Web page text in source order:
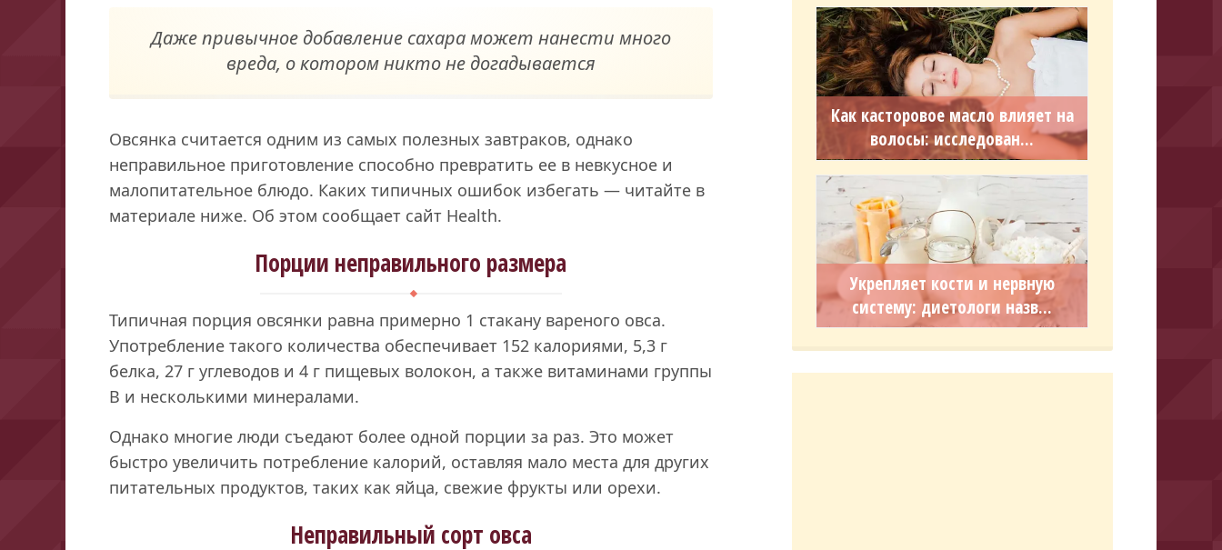
Даже привычное добавление сахара может нанести много
вреда, о котором никто не догадывается
Овсянка считается одним из самых полезных завтраков, однако
неправильное приготовление способно превратить ее в невкусное и
малопитательное блюдо. Каких типичных ошибок избегать — читайте в
материале ниже. Об этом сообщает сайт Health.
Порции неправильного размера
Типичная порция овсянки равна примерно 1 стакану вареного овса.
Употребление такого количества обеспечивает 152 калориями, 5,3 г
белка, 27 г углеводов и 4 г пищевых волокон, а также витаминами группы
B и несколькими минералами.
Однако многие люди съедают более одной порции за раз. Это может
быстро увеличить потребление калорий, оставляя мало места для других
питательных продуктов, таких как яйца, свежие фрукты или орехи.
Неправильный сорт овса
Как касторовое масло влияет на
волосы: исследован...
Укрепляет кости и нервную
систему: диетологи назв...